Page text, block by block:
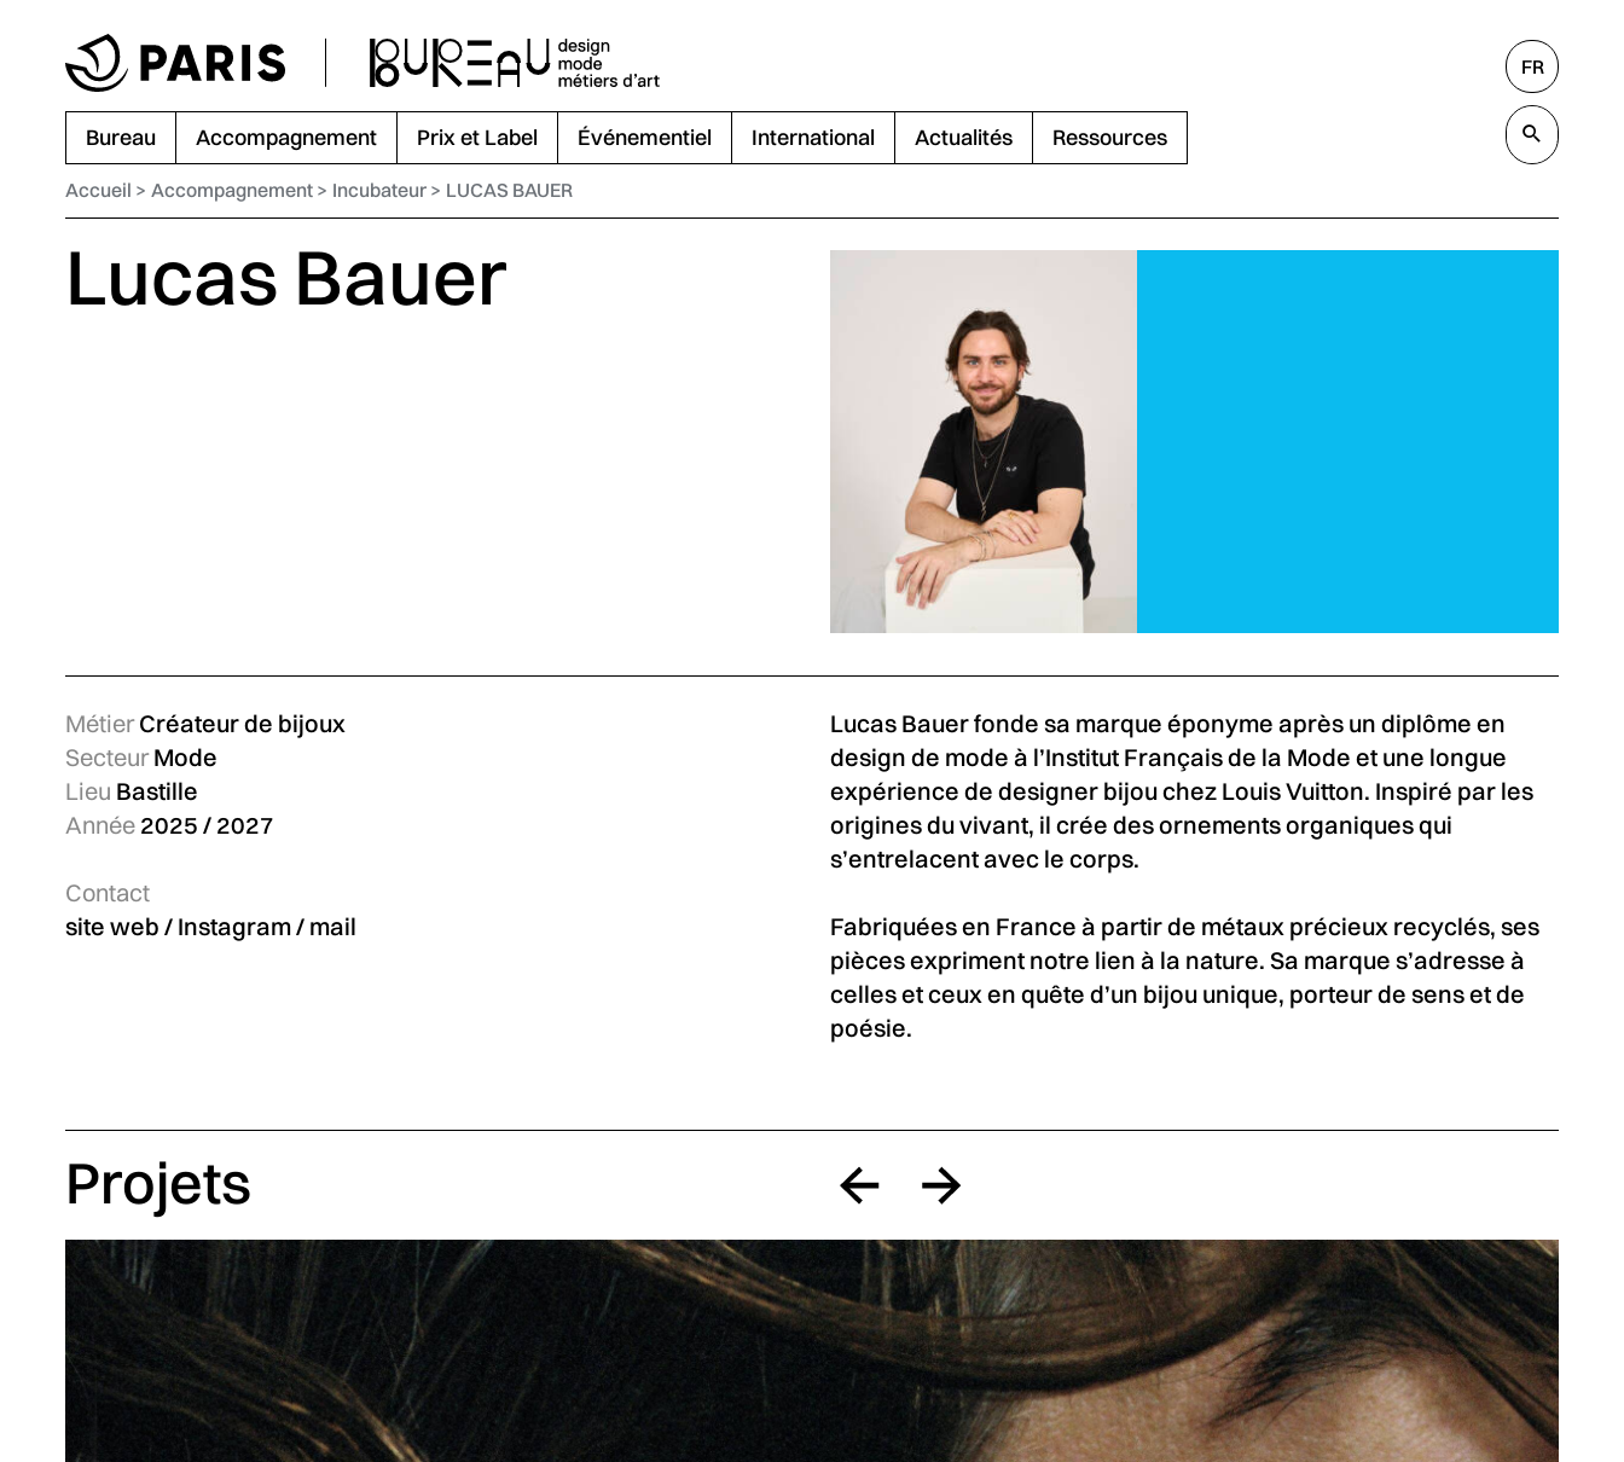
Bureau Accompagnement Prix et Label Événementiel International Actualités Ressources
FR
Rechercher
Accueil Accompagnement Incubateur LUCAS BAUER
Lucas Bauer
Métier Créateur de bijoux
Secteur Mode
Lieu Bastille
Année 2025 / 2027
Contact
site web / Instagram/ mail
Lucas Bauer fonde sa marque éponyme après un diplôme en
design de mode à l’Institut Français de la Mode et une longue
expérience de designer bijou chez Louis Vuitton. Inspiré par les
origines du vivant, il crée des ornements organiques qui
s’entrelacent avec le corps.
Fabriquées en France à partir de métaux précieux recyclés, ses
pièces expriment notre lien à la nature. Sa marque s’adresse à
celles et ceux en quête d’un bijou unique, porteur de sens et de
poésie.
Projets